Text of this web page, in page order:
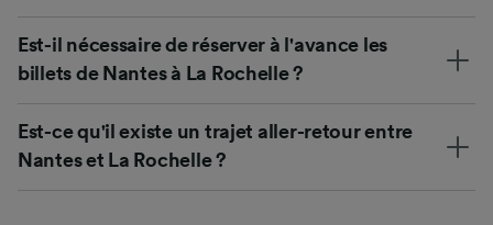
Est-il nécessaire de réserver à l'avance les
billets de Nantes à La Rochelle ?
Est-ce qu'il existe un trajet aller-retour entre
Nantes et La Rochelle ?